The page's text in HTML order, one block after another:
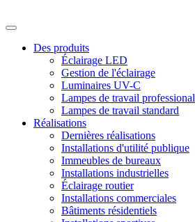
Des produits
Éclairage LED
Gestion de l'éclairage
Luminaires UV-C
Lampes de travail professional
Lampes de travail standard
Réalisations
Dernières réalisations
Installations d'utilité publique
Immeubles de bureaux
Installations industrielles
Éclairage routier
Installations commerciales
Bâtiments résidentiels